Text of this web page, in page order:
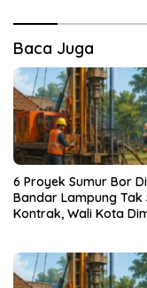
Baca Juga
6 Proyek Sumur Bor
Bandar Lampung Tak
Kontrak, Wali Kota